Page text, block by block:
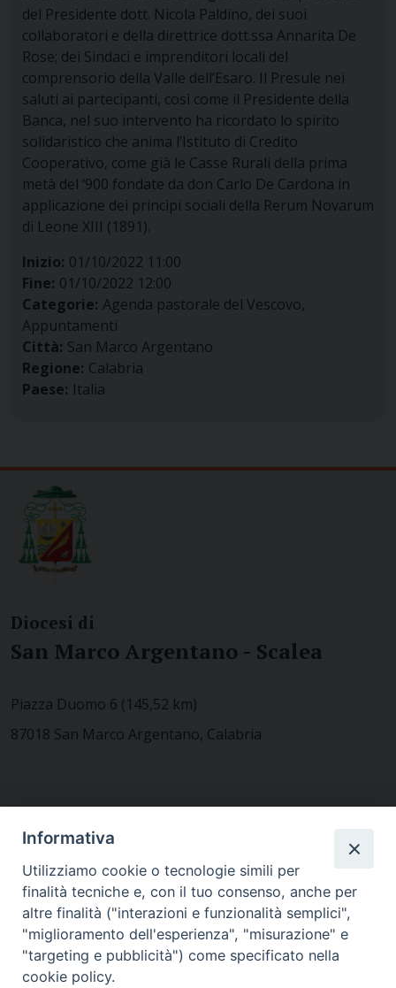
del Presidente dott. Nicola Paldino, dei suoi
collaboratori e della direttrice dott.ssa Annarita De
Rose; dei Sindaci e imprenditori locali del
comprensorio della Valle dell’Esaro. Il Presule nei
saluti ai partecipanti, così come il Presidente della
Banca, nel suo intervento ha ricordato lo spirito
solidaristico che anima l’Istituto di Credito
Cooperativo, come già le Casse Rurali della prima
metà del ‘900 fondate da don Carlo De Cardona in
applicazione dei princìpi sociali della Rerum Novarum
di Leone XIII (1891).
Inizio: 01/10/2022 11:00
Fine: 01/10/2022 12:00
Categorie: Agenda pastorale del Vescovo,
Appuntamenti
Città: San Marco Argentano
Regione: Calabria
Paese: Italia
Diocesi di
San Marco Argentano - Scalea
Piazza Duomo 6 (145,52 km)
87018 San Marco Argentano, Calabria
MODULISTICA
WEBMAIL
Informativa
Utilizziamo cookie o tecnologie simili per
finalità tecniche e, con il tuo consenso, anche per
altre finalità ("interazioni e funzionalità semplici",
"miglioramento dell'esperienza", "misurazione" e
"targeting e pubblicità") come specificato nella
cookie policy.